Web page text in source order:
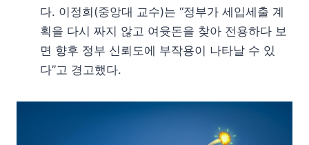
다. 이정희(중앙대 교수)는 “정부가 세입세출 계
획을 다시 짜지 않고 여윳돈을 찾아 전용하다 보
면 향후 정부 신뢰도에 부작용이 나타날 수 있
다”고 경고했다.